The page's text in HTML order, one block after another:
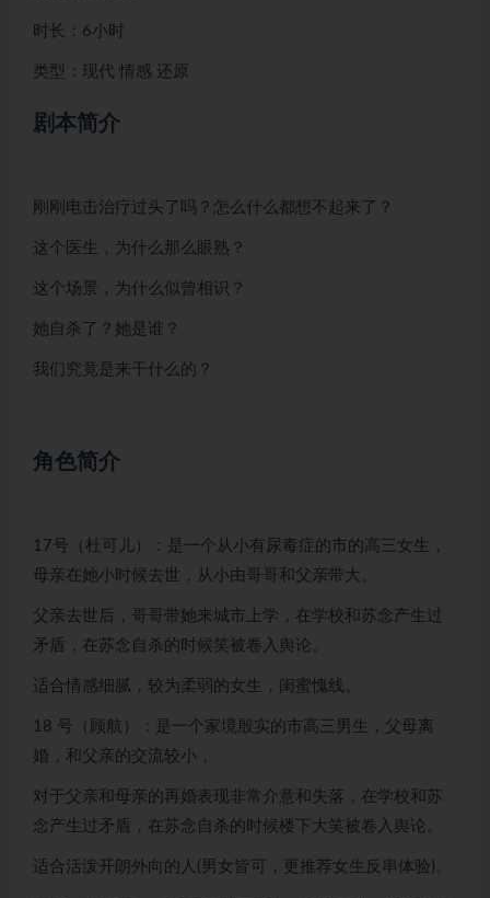
时长：6小时
类型：现代 情感 还原
剧本简介
刚刚电击治疗过头了吗？怎么什么都想不起来了？
这个医生，为什么那么眼熟？
这个场景，为什么似曾相识？
她自杀了？她是谁？
我们究竟是来干什么的？
角色简介
17号（杜可儿）：是一个从小有尿毒症的市的高三女生，
母亲在她小时候去世，从小由哥哥和父亲带大。
父亲去世后，哥哥带她来城市上学，在学校和苏念产生过
矛盾，在苏念自杀的时候笑被卷入舆论。
适合情感细腻，较为柔弱的女生，闺蜜愧线。
18 号（顾航）：是一个家境殷实的市高三男生，父母离
婚，和父亲的交流较小，
对于父亲和母亲的再婚表现非常介意和失落，在学校和苏
念产生过矛盾，在苏念自杀的时候楼下大笑被卷入舆论。
适合活泼开朗外向的人(男女皆可，更推荐女生反串体验)。